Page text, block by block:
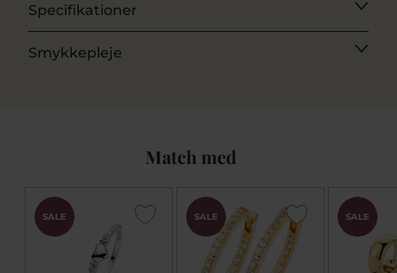
Specifikationer
Smykkepleje
Match med
SALE SALE SALE